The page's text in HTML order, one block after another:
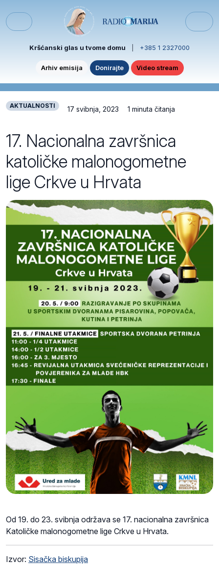
Menu
Kršćanski glas u tvome domu +385 1 2327000
Arhiv emisija Donirajte Video stream
AKTUALNOSTI 17 svibnja, 2023 1 minuta čitanja
17. Nacionalna završnica
katoličke malonogometne
lige Crkve u Hrvata
Od 19. do 23. svibnja održava se 17. nacionalna završnica
Katoličke malonogometne lige Crkve u Hrvata.
Izvor: Sisačka biskupija